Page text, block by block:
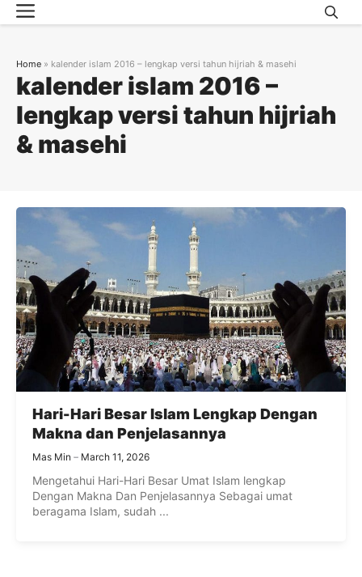
Skip
to
Menu
kalender islam 2016 –
lengkap versi tahun hijriah
& masehi
Home » kalender islam 2016 – lengkap versi tahun hijriah & masehi
Hari-Hari Besar Islam Lengkap Dengan
Makna dan Penjelasannya
Mas Min March 11, 2026
Mengetahui Hari-Hari Besar Umat Islam lengkap
Dengan Makna Dan Penjelasannya Sebagai umat
beragama Islam, sudah ...